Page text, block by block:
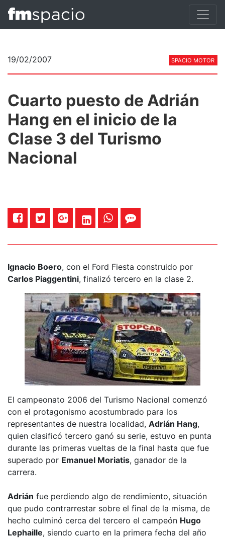
19/02/2007 SPACIO MOTOR
Cuarto puesto de Adrián
Hang en el inicio de la
Clase 3 del Turismo
Nacional
Ignacio Boero, con el Ford Fiesta construido por
Carlos Piaggentini, finalizó tercero en la clase 2.
El campeonato 2006 del Turismo Nacional comenzó
con el protagonismo acostumbrado para los
representantes de nuestra localidad, Adrián Hang,
quien clasificó tercero ganó su serie, estuvo en punta
durante las primeras vueltas de la final hasta que fue
superado por Emanuel Moriatis, ganador de la
carrera.
Adrián fue perdiendo algo de rendimiento, situación
que pudo contrarrestar sobre el final de la misma, de
hecho culminó cerca del tercero el campeón Hugo
Lephaille, siendo cuarto en la primera fecha del año